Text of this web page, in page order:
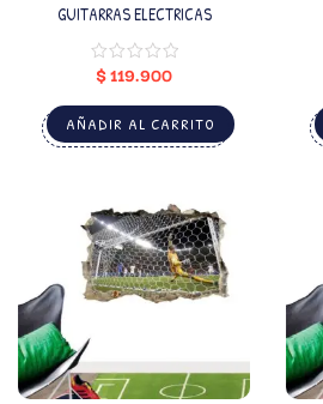
GUITARRAS ELECTRICAS
$119.900
AÑADIR AL CARRITO